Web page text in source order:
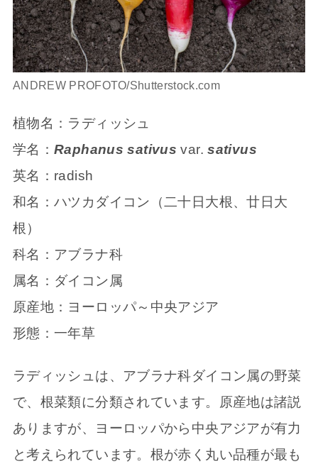
ANDREW PROFOTO/Shutterstock.com
植物名：ラディッシュ
学名：Raphanus sativus var.sativus
英名：radish
和名：ハツカダイコン（二十日大根、廿日大
根）
科名：アブラナ科
属名：ダイコン属
原産地：ヨーロッパ～中央アジア
形態：一年草
ラディッシュは、アブラナ科ダイコン属の野菜
で、根菜類に分類されています。原産地は諸説
ありますが、ヨーロッパから中央アジアが有力
と考えられています。根が赤く丸い品種が最も